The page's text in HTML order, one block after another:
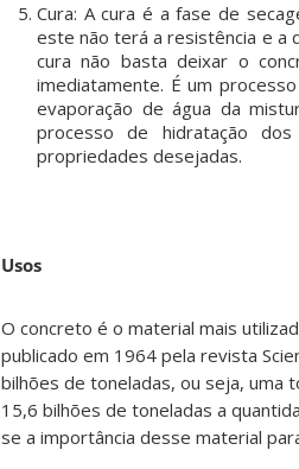
Cura: A cura é a fase de
este não terá a resistência e a
cura não basta deixar o
imediatamente. É um
evaporação de água da
processo de hidratação
propriedades desejadas.
Usos
O concreto é o material mais
publicado em 1964 pela revista
bilhões de toneladas, ou seja, uma
15,6 bilhões de toneladas a
se a importância desse material